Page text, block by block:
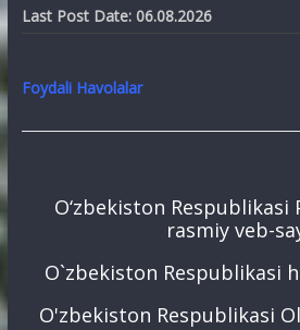
Last Post Date: 06.08.2026
Foydali Havolalar
O‘zbekiston
rasmiy veb-
O`zbekiston Respublikasi
O'zbekiston Respublikasi